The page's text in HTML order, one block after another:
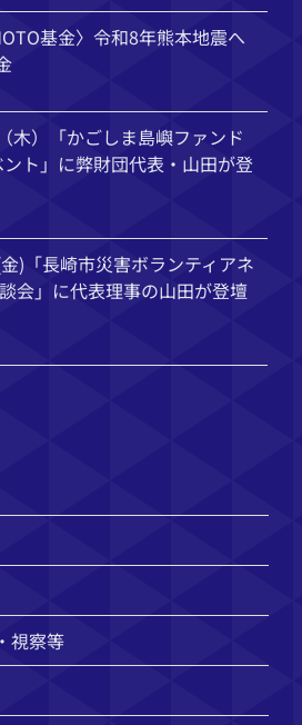
基金〉令和8年熊本地震へ
木）「かごしま島嶼ファンド
ト」に弊財団代表・山田が登
)「長崎市災害ボランティアネ
会」に代表理事の山田が登壇
視察等